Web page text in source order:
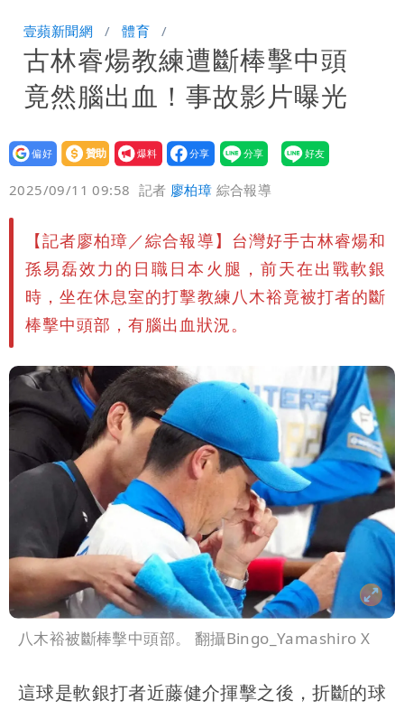
驚：戰局變五五波
白海豚颱風攪局父親節！明雨量「紅到發
紫」
女律師詐慈濟10億 坐擁232公斤黃金仍
接案！同業酸：我輩楷模
明金成離世留下雙胞胎 4歲兒與老師一
段對話催淚
演習登場！搭雙鐵、航班3大注意事項快
看
慈濟遭詐10.6億！網紅揪聲明「疑點重
重」 1細節避而不談
蔣萬安民調只贏5％「現任優勢去哪？」
媒體人嘆：真的該緊張了
97萬網紅「肥大叔」驚傳猝逝！最後身
影曝 網驚覺不對
慈濟被騙10億！陳時中一語成讖 王必
勝：時間久看出睿智
白海豚今下午2點半發海警！陸警機率最
高是這縣市
壹蘋新聞網 體育
古林睿煬教練遭斷棒擊中頭
竟然腦出血！事故影片曝光
設為
贊助
我要
爆料
2025/09/11 09:58 記者 廖柏璋 綜合報導
【記者廖柏璋／綜合報導】台灣好手古林睿煬和
孫易磊效力的日職日本火腿，前天在出戰軟銀
時，坐在休息室的打擊教練八木裕竟被打者的斷
棒擊中頭部，有腦出血狀況。
八木裕被斷棒擊中頭部。 翻攝Bingo_Yamashiro X
這球是軟銀打者近藤健介揮擊之後，折斷的球